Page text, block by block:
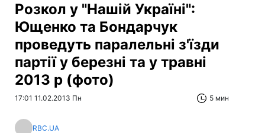
Розкол у "Нашій Україні":
Ющенко та Бондарчук
проведуть паралельні з'їзди
партії у березні та у травні
2013 р (фото)
17:01 11.02.2013 Пн 5 мин
RBC.UA